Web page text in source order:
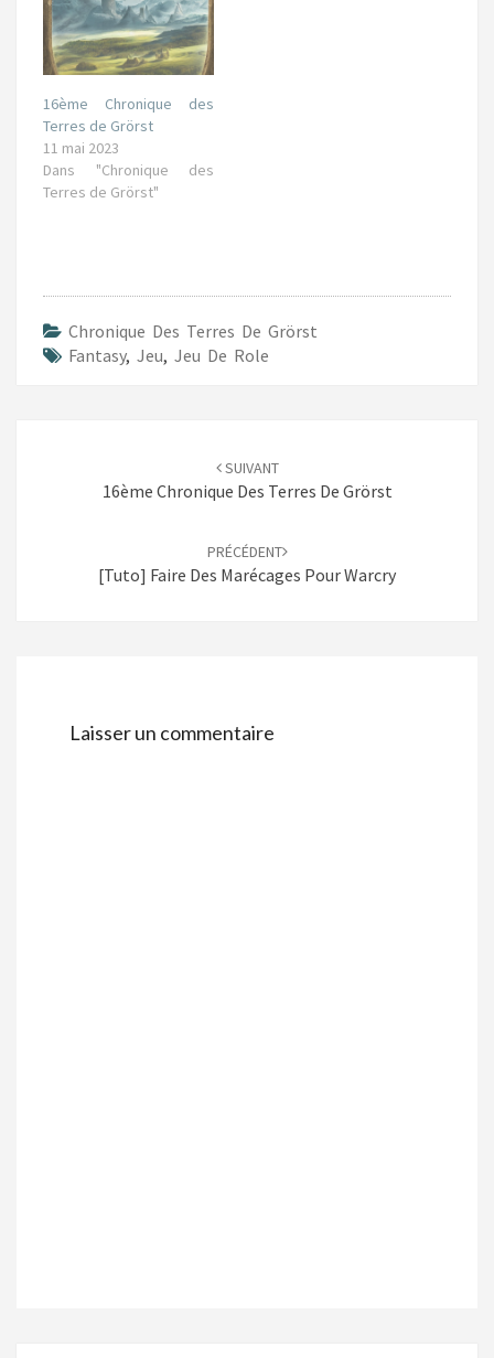
16ème Chronique des
Terres de Grörst
11 mai 2023
Dans "Chronique des
Terres de Grörst"
Chronique Des Terres De Grörst
Fantasy, Jeu, Jeu De Role
SUIVANT
16ème Chronique Des Terres De Grörst
PRÉCÉDENT
[Tuto] Faire Des Marécages Pour Warcry
Laisser un commentaire